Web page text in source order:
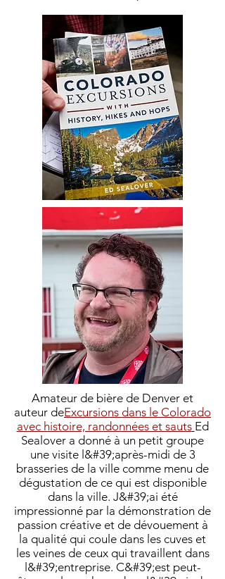
Amateur de bière de Denver et
auteur deExcursions dans le Colorado
avec histoire, randonnées et sauts Ed
Sealover a donné à un petit groupe
une visite l&#39;après-midi de 3
brasseries de la ville comme menu de
dégustation de ce qui est disponible
dans la ville. J&#39;ai été
impressionné par la démonstration de
passion créative et de dévouement à
la qualité qui coule dans les cuves et
les veines de ceux qui travaillent dans
l&#39;entreprise. C&#39;est peut-